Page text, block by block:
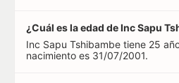
¿Cuál es la edad de Inc Sapu
Inc Sapu Tshibambe tiene 25
nacimiento es 31/07/2001.